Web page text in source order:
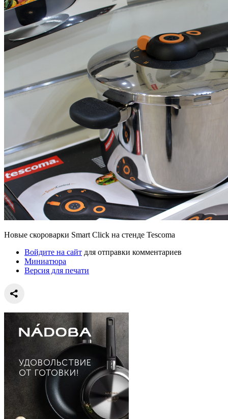
Новые скороварки Smart Click на стенде Tescoma
Войдите на сайт для отправки комментариев
Миниатюра
Версия для печати